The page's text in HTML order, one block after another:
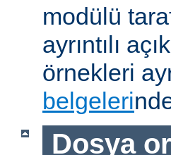
modülü
ayrıntılı
örnekleri
belgeleri
Dosya